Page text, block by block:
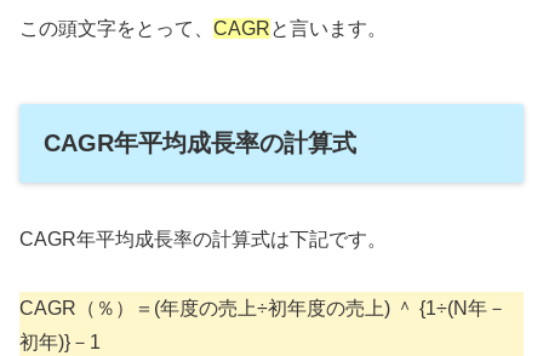
この頭文字をとって、 CAGRと言います。
CAGR年平均成長率の計算式
CAGR年平均成長率の計算式は下記です。
CAGR（％）＝(年度の売上÷初年度の売上) ＾ {1÷(N年－
初年)}－1